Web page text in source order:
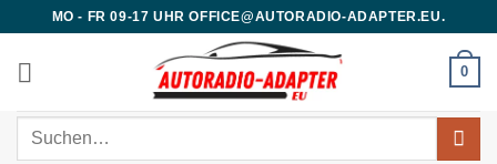
springen
MO - FR 09-17 UHR OFFICE@AUTORADIO-ADAPTER.EU.
0
Suchen